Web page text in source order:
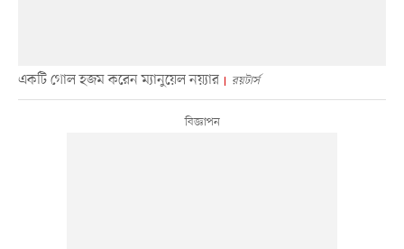
একটি গোল হজম করেন ম্যানুয়েল নয়্যার রয়টার্স